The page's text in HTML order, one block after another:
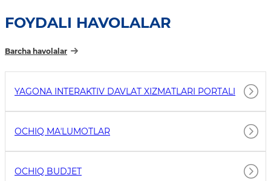
FOYDALI HAVOLALAR
Barcha havolalar
YAGONA INTERAKTIV DAVLAT XIZMATLARI PORTALI
OCHIQ MAʼLUMOTLAR
OCHIQ BUDJET